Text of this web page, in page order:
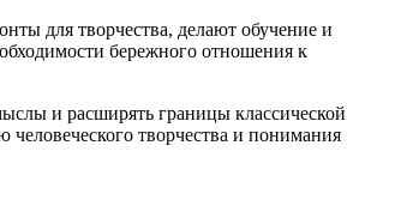
для творчества, делают обучение и
бережного отношения к
и расширять границы классической
творчества и понимания